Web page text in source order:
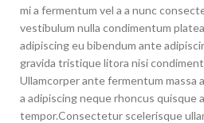
mi a fermentum vel a a nunc
vestibulum nulla condimentum
adipiscing eu bibendum ante
gravida tristique litora nisi
Ullamcorper ante fermentum massa
a adipiscing neque rhoncus quisque
tempor.Consectetur scelerisque